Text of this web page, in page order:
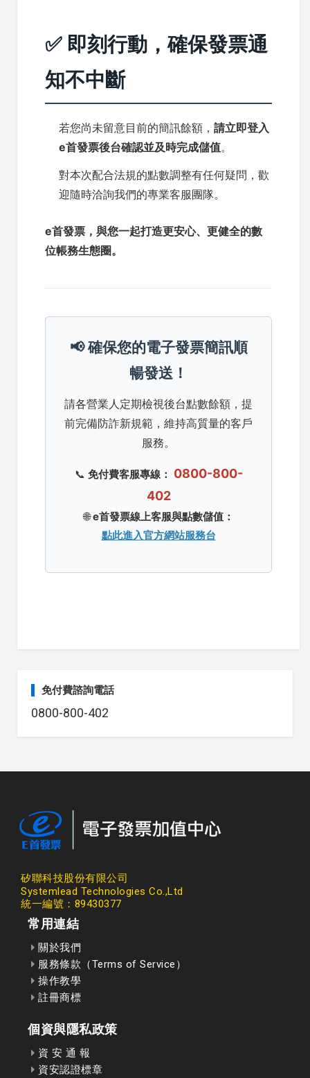
✅ 即刻行動，確保發票通
知不中斷
若您尚未留意目前的簡訊餘額， 請立即登入
e首發票後台確認並及時完成儲值。
對本次配合法規的點數調整有任何疑問，歡
迎隨時洽詢我們的專業客服團隊。
e首發票，與您一起打造更安心、更健全的數
位帳務生態圈。
📢 確保您的電子發票簡訊順
暢發送！
請各營業人定期檢視後台點數餘額，提
前完備防詐新規範，維持高質量的客戶
服務。
📞 免付費客服專線： 0800-800-
402
🌐e首發票線上客服與點數儲值：
點此進入官方網站服務台
免付費諮詢電話
0800-800-402
矽聯科技股份有限公司
Systemlead Technologies Co.,Ltd
統一編號：89430377
常用連結
關於我們
服務條款（Terms of Service）
操作教學
註冊商標
個資與隱私政策
資 安 通 報
資安認證標章